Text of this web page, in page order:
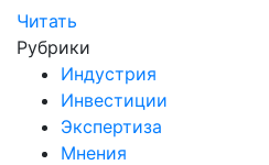
Читать
Рубрики
Индустрия
Инвестиции
Экспертиза
Мнения